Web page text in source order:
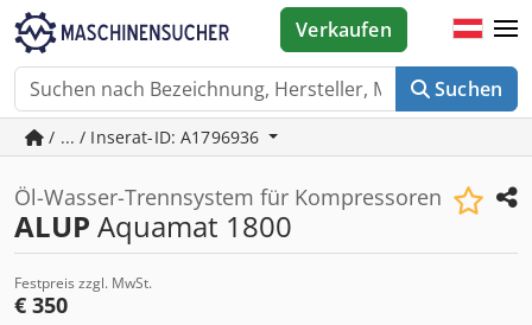
Suchen
Verkaufen
/ ... / Inserat-ID: A1796936
Öl-Wasser-Trennsystem für Kompressoren
ALUP Aquamat 1800
Festpreis zzgl. MwSt.
€ 350